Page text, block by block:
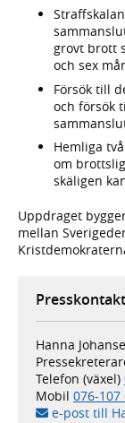
grovt brott
och sex
Försök till
och försök
Hemliga
om
skäligen
Uppdraget
mellan
Presskontakt
Hanna
Telefon (växel)
Mobil 076-107
e-post till